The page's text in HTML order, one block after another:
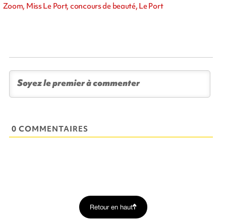
Zoom, Miss Le Port, concours de beauté, Le Port
0 COMMENTAIRES
Retour en haut